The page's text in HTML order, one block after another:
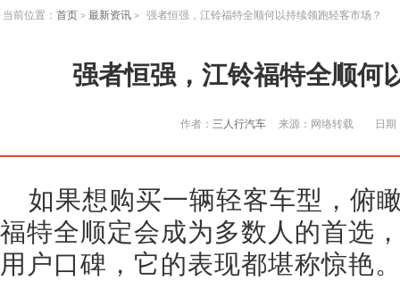
当前位置： 首页 > 最新资讯 > 强者恒强，江铃福特全顺何以持续领跑轻客市场？
强者恒强，江铃福特全顺何
作者： 三人行汽车 来源：网络转载 日
如果想购买一辆轻客车型，俯
福特全顺定会成为多数人的首选
用户口碑，它的表现都堪称惊艳